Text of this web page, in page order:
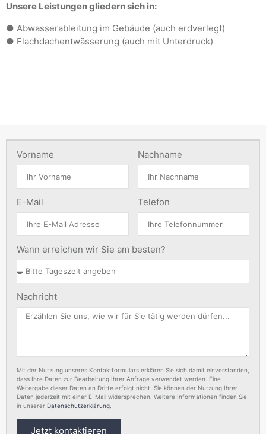
Unsere Leistungen gliedern sich in:
● Abwasserableitung im Gebäude (auch erdverlegt)
● Flachdachentwässerung (auch mit Unterdruck)
Vorname Nachname
E-Mail Telefon
Wann erreichen wir Sie am besten?
Nachricht
Mit der Nutzung unseres Kontaktformulars erklären Sie sich damit einverstanden,
dass Ihre Daten zur Bearbeitung Ihrer Anfrage verwendet werden. Eine
Weitergabe dieser Daten an Dritte erfolgt nicht. Sie können der Nutzung Ihrer
Daten jederzeit mit einer E-Mail widersprechen. Weitere Informationen finden Sie
in unserer Datenschutzerklärung
Jetzt kontaktieren